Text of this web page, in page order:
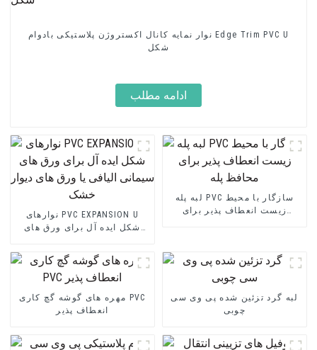
نوار نمایه کانال اکستروژن پلاستیکی بادوام Edge Trim PVC U
شکل
ادامه مطلب
نوارهای PVC EXPANSION U
شکل ایده آل برای ورق های
دیوار خشک
لبه پله PVC سازگار با محیط
زیست انعطاف پذیر برای
مهره های گوشه گچ کاری PVC
انعطاف پذیر
لبه گرد تزئین شده پی وی سی
چوبی